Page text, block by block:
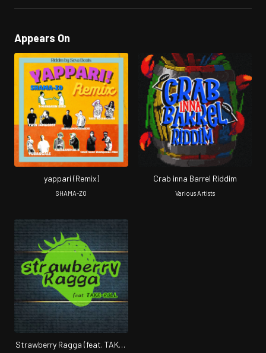
Appears On
yappari (Remix)
SHAMA-ZO
Crab inna Barrel Riddim
Various Artists
Strawberry Ragga (feat. TAKE-